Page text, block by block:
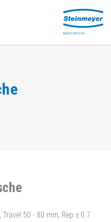
50 - 80 mm, Rep ± 0.7